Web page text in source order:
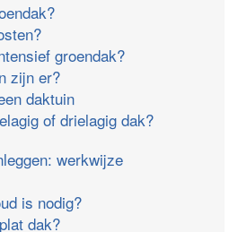
groendak?
zijn er?
daktuin
of drielagig dak?
werkwijze
is nodig?
dak?